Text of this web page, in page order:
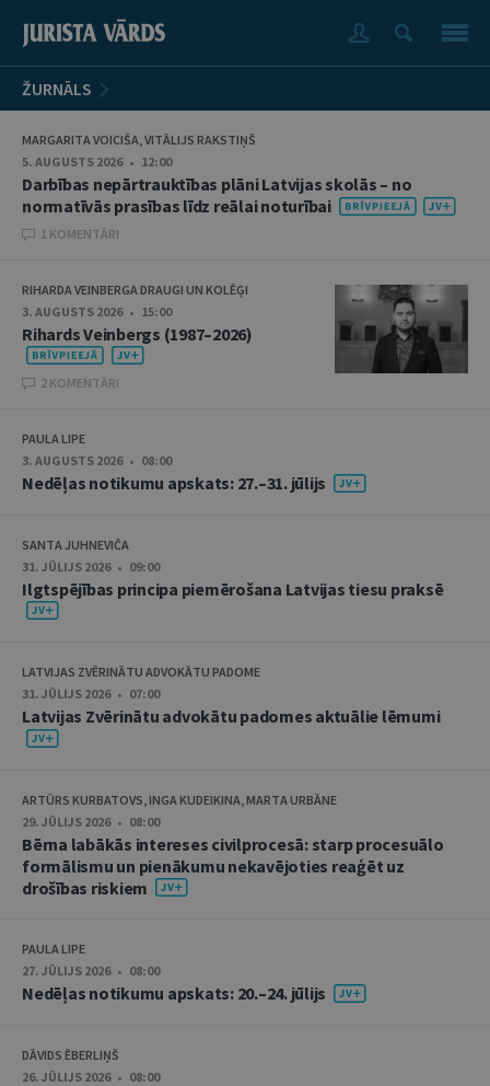
ŽURNĀLS
MARGARITA VOICIŠA, VITĀLIJS RAKSTIŅŠ
5. AUGUSTS 2026 • 12:00
Darbības nepārtrauktības plāni Latvijas skolās – no
normatīvās prasības līdz reālai noturībai
1 KOMENTĀRI
RIHARDA VEINBERGA DRAUGI UN KOLĒĢI
3. AUGUSTS 2026 • 15:00
Rihards Veinbergs (1987–2026)
2 KOMENTĀRI
PAULA LIPE
3. AUGUSTS 2026 • 08:00
Nedēļas notikumu apskats: 27.–31. jūlijs
SANTA JUHNEVIČA
31. JŪLIJS 2026 • 09:00
Ilgtspējības principa piemērošana Latvijas tiesu praksē
LATVIJAS ZVĒRINĀTU ADVOKĀTU PADOME
31. JŪLIJS 2026 • 07:00
Latvijas Zvērinātu advokātu padomes aktuālie lēmumi
ARTŪRS KURBATOVS, INGA KUDEIKINA, MARTA URBĀNE
29. JŪLIJS 2026 • 08:00
Bērna labākās intereses civilprocesā: starp procesuālo
formālismu un pienākumu nekavējoties reaģēt uz
drošības riskiem
PAULA LIPE
27. JŪLIJS 2026 • 08:00
Nedēļas notikumu apskats: 20.–24. jūlijs
DĀVIDS ĒBERLIŅŠ
26. JŪLIJS 2026 • 08:00